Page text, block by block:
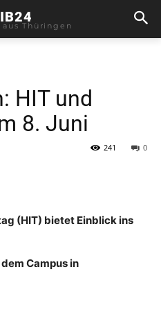
Thüringen
HIT und
8. Juni
0
241
(HIT) bietet Einblick ins
Campus in